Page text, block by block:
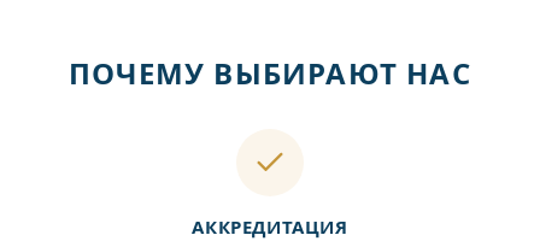
ПОЧЕМУ ВЫБИРАЮТ НАС
АККРЕДИТАЦИЯ